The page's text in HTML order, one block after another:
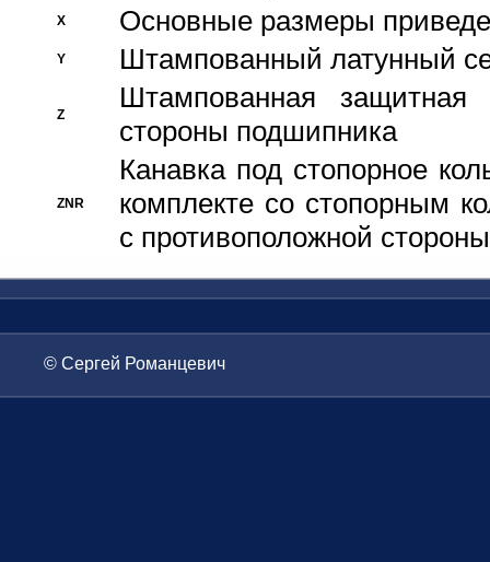
X Основные размеры
Y Штампованный латунный
Z
Штампованная
стороны подшипника
ZNR
Канавка под стопорное
комплекте со стопорным
с противоположной стороны
© Сергей Романцевич